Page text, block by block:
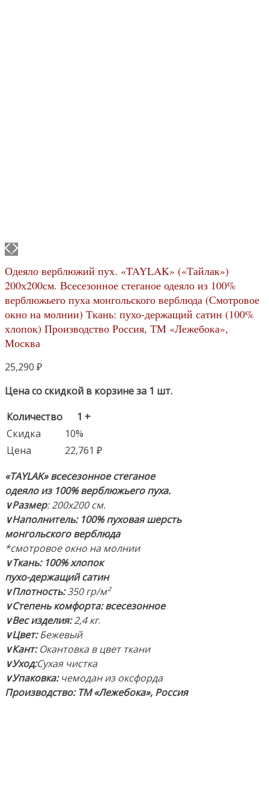
Одеяло верблюжий пух. «TAYLAK» («Тайлак»)
200х200см. Всесезонное стеганое одеяло из 100%
верблюжьего пуха монгольского верблюда (Смотровое
окно на молнии) Ткань: пухо-держащий сатин (100%
хлопок) Производство Россия, ТМ «Лежебока»,
Москва
25,290 ₽
Цена со скидкой в корзине за 1 шт.
Количество
1 +
Скидка
10%
Цена
22,761 ₽
«TAYLAK» всесезонное стеганое
одеялоиз 100% верблюжьего пуха.
∨Размер: 200х200 см.
∨Наполнитель: 100% пуховая шерсть
монгольского верблюда
*смотровое окно на молнии
∨Ткань: 100% хлопок
пухо-держащий сатин
∨Плотность:350 гр/м²
∨Степень комфорта: всесезонное
∨Вес изделия:2,4 кг.
∨Цвет:Бежевый
∨Кант:Окантовка в цвет ткани
∨Уход:Сухая чистка
∨Упаковка:чемодан из оксфорда
Производство: ТМ «Лежебока», Россия